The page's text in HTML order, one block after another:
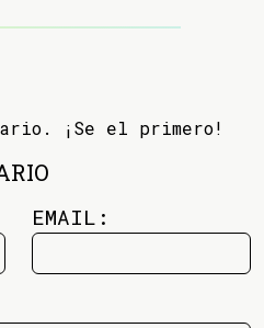
¡Se el primero!
EMAIL: